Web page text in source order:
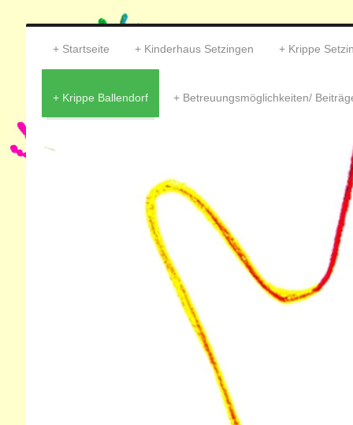
Startseite Kinderhaus Setzingen Krippe
Krippe Ballendorf Betreuungsmöglichkeiten/